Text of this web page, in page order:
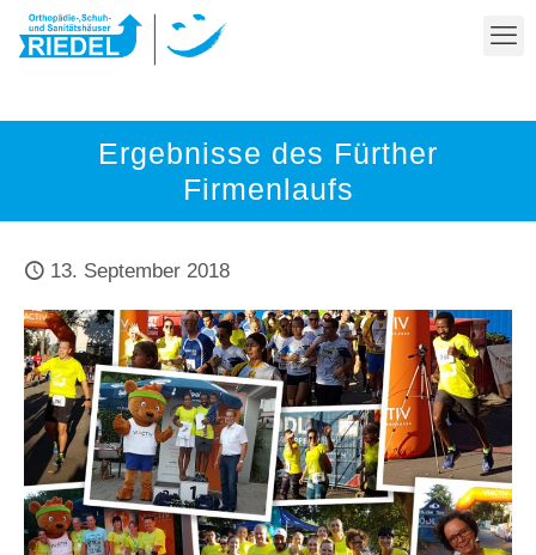
Ergebnisse des Fürther
Firmenlaufs
13. September 2018